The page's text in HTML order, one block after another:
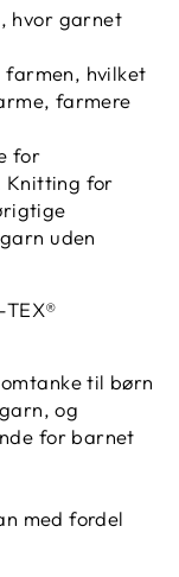
hvor garnet
hvilket
farmere
for
Knitting for
uden
TEX®
til børn
og
for barnet
med fordel